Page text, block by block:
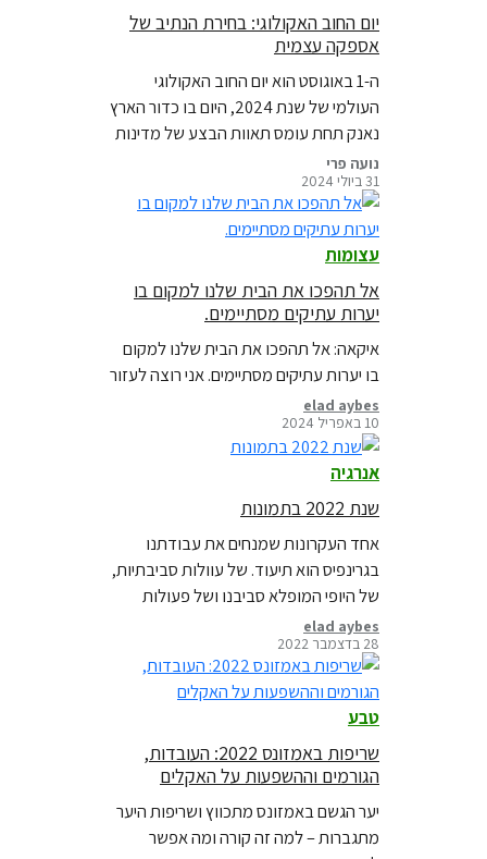
יום החוב האקולוגי: בחירת הנתיב של
אספקה ​​עצמית
ה-1 באוגוסט הוא יום החוב האקולוגי
העולמי של שנת 2024, היום בו כדור הארץ
נאנק תחת עומס תאוות הבצע של מדינות
עשירות ועשירונים עליונים, הצורכים יתר על
footprint network, יום החוב האקולוגי
העולמי מסמן את הנקודה, בה האנושות
מתחילה לצרוך משאבים מעבר לרמה
שכדור הארץ מסוגל לחדש בשנה.
נועה פרי
31 ביולי 2024
עצומות
אל תהפכו את הבית שלנו למקום בו
יערות עתיקים מסתיימים.
איקאה: אל תהפכו את הבית שלנו למקום
בו יערות עתיקים מסתיימים. אני רוצה לעזור
elad aybes
10 באפריל 2024
אנרגיה
שנת 2022 בתמונות
אחד העקרונות שמנחים את עבודתנו
בגרינפיס הוא תיעוד. של עוולות סביבתיות,
של היופי המופלא סביבנו ושל פעולות
אמיצות של אנשים שהחליטו לעשות.
אספנו עבורכם מקבץ מהתמונות האלו
שהן רק מבחר קטן מתוך שלל הדברים
אותם תיעדנו השנה. כנסו לצפות באוסף
המלא ומעורר השראה ולחוש תקווה
והשראה מהמאבקים הבלתי פוסקים למען
האנושות וכדור הארץ.
elad aybes
28 בדצמבר 2022
טבע
שריפות באמזונס 2022: העובדות,
הגורמים וההשפעות על האקלים
יער הגשם באמזונס מתכווץ ושריפות היער
מתגברות – למה זה קורה ומה אפשר